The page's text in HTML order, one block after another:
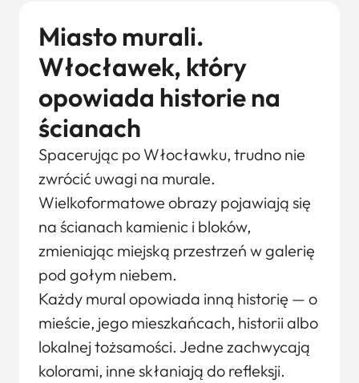
Miasto murali.
Włocławek, który
opowiada historie na
ścianach
Spacerując po Włocławku, trudno nie
zwrócić uwagi na murale.
Wielkoformatowe obrazy pojawiają się
na ścianach kamienic i bloków,
zmieniając miejską przestrzeń w galerię
pod gołym niebem.
Każdy mural opowiada inną historię — o
mieście, jego mieszkańcach, historii albo
lokalnej tożsamości. Jedne zachwycają
kolorami, inne skłaniają do refleksji.